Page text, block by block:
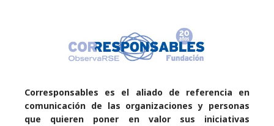
Corresponsables es el aliado de referencia en
comunicación de las organizaciones y personas
que quieren poner en valor sus iniciativas